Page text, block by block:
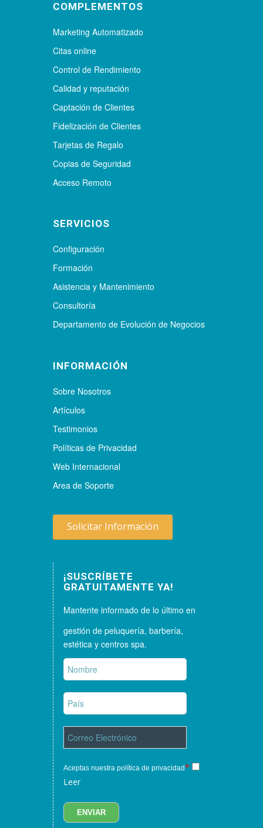
COMPLEMENTOS
Marketing Automatizado
Citas online
Control de Rendimiento
Calidad y reputación
Captación de Clientes
Fidelización de Clientes
Tarjetas de Regalo
Copias de Seguridad
Acceso Remoto
SERVICIOS
Configuración
Formación
Asistencia y Mantenimiento
Consultoría
Departamento de Evolución de Negocios
INFORMACIÓN
Sobre Nosotros
Artículos
Testimonios
Políticas de Privacidad
Web Internacional
Area de Soporte
Solicitar Información
¡SUSCRÍBETE
GRATUITAMENTE YA!
Mantente informado de lo último en
gestión de peluquería, barbería,
estética y centros spa.
Aceptas nuestra política de privacidad*
Leer